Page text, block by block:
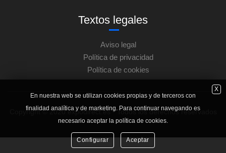
Textos legales
Aviso legal
Política de privacidad
Política de cookies
Copyright © 2020 expodirect.es - Todos los derechos reservados
X
En nuestra web se utilizan cookies propias y de terceros con
finalidad analítica y de marketing. Para continuar navegando es
necesario aceptar la política de cookies.
Configurar Aceptar